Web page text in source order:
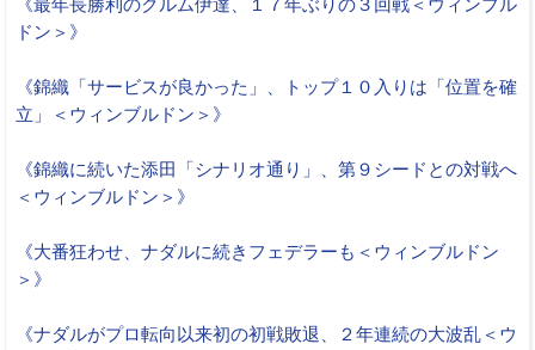
《最年長勝利のクルム伊達、１７年ぶりの３回戦＜ウィンブル
ドン＞》
《錦織「サービスが良かった」、トップ１０入りは「位置を確
立」＜ウィンブルドン＞》
《錦織に続いた添田「シナリオ通り」、第９シードとの対戦へ
＜ウィンブルドン＞》
《大番狂わせ、ナダルに続きフェデラーも＜ウィンブルドン
＞》
《ナダルがプロ転向以来初の初戦敗退、２年連続の大波乱＜ウ